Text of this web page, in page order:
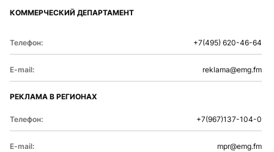
КОММЕРЧЕСКИЙ ДЕПАРТАМЕНТ
Телефон: +7(495) 620-46-64
E-mail: reklama@emg.fm
РЕКЛАМА В РЕГИОНАХ
Телефон: +7(967)137-104-0
E-mail: mpr@emg.fm